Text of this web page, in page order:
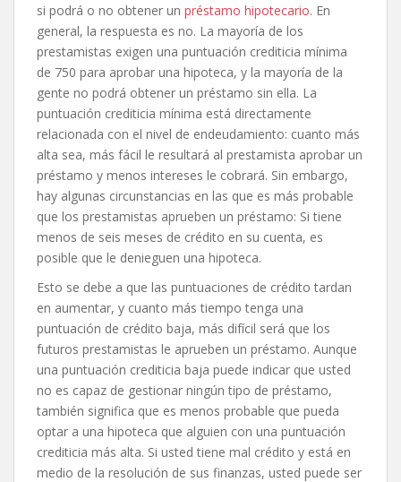
si podrá o no obtener un préstamo hipotecario. En
general, la respuesta es no. La mayoría de los
prestamistas exigen una puntuación crediticia mínima
de 750 para aprobar una hipoteca, y la mayoría de la
gente no podrá obtener un préstamo sin ella. La
puntuación crediticia mínima está directamente
relacionada con el nivel de endeudamiento: cuanto más
alta sea, más fácil le resultará al prestamista aprobar un
préstamo y menos intereses le cobrará. Sin embargo,
hay algunas circunstancias en las que es más probable
que los prestamistas aprueben un préstamo: Si tiene
menos de seis meses de crédito en su cuenta, es
posible que le denieguen una hipoteca.
Esto se debe a que las puntuaciones de crédito tardan
en aumentar, y cuanto más tiempo tenga una
puntuación de crédito baja, más difícil será que los
futuros prestamistas le aprueben un préstamo. Aunque
una puntuación crediticia baja puede indicar que usted
no es capaz de gestionar ningún tipo de préstamo,
también significa que es menos probable que pueda
optar a una hipoteca que alguien con una puntuación
crediticia más alta. Si usted tiene mal crédito y está en
medio de la resolución de sus finanzas, usted puede ser